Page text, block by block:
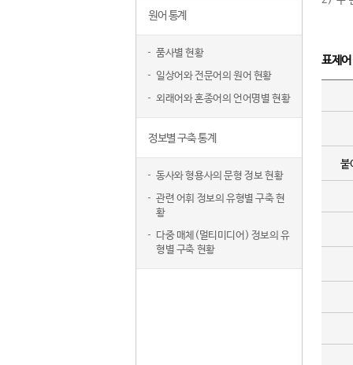
원어 통계
품사별 현황
일상어와 전문어의 원어 현황
외래어와 혼종어의 언어명별 현황
정보별 구축 통계
동사와 형용사의 문형 정보 현황
관련 어휘 정보의 유형별 구축 현
황
다중 매체(멀티미디어) 정보의 유
형별 구축 현황
표제
붙